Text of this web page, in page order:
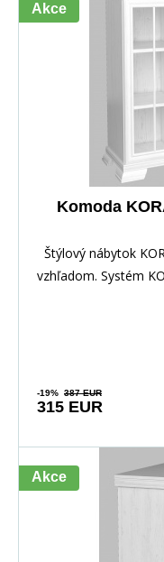
Akce
Komoda
Štýlový nábytok
vzhľadom. Systém
-19% 387 EUR
315 EUR
Akce